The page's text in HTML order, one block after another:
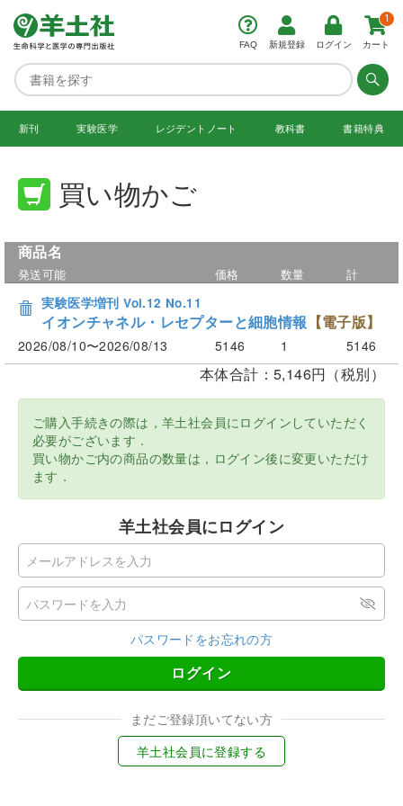
FAQ 新規登録 ログイン カート
1
新刊 実験医学 レジデント ノート 教科書 書籍特典
買い物かご
商品名
発送可能 価格 数量
計
実験医学増刊 Vol.12 No.11
イオンチャネル・レセプターと細胞情報 【電子版】
2026/08/10〜2026/08/13 5146 1 5146
本体合計：5,146円（税別）
ご購入手続きの際は，羊土社会員にログインしていただく
必要がございます．
買い物かご内の商品の数量は，ログイン後に変更いただけ
ます．
羊土社会員にログイン
パスワードをお忘れの方
ログイン
まだご登録頂いてない方
羊土社会員に登録する